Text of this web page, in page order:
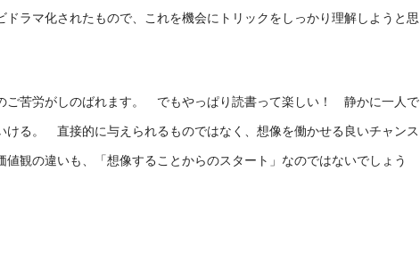
ラマ化されたもので、これを機会にトリックをしっかり理解しようと思
ご苦労がしのばれます。 でもやっぱり読書って楽しい！ 静かに一人で
ける。 直接的に与えられるものではなく、想像を働かせる良いチャンス
観の違いも、「想像することからのスタート」なのではないでしょう